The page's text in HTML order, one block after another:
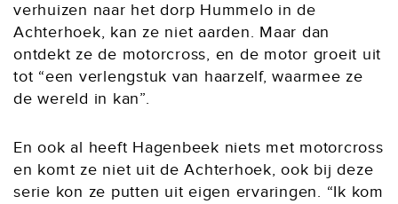
verhuizen naar het dorp Hummelo in de
Achterhoek, kan ze niet aarden. Maar dan
ontdekt ze de motorcross, en de motor groeit uit
tot “een verlengstuk van haarzelf, waarmee ze
de wereld in kan”.
En ook al heeft Hagenbeek niets met motorcross
en komt ze niet uit de Achterhoek, ook bij deze
serie kon ze putten uit eigen ervaringen. “Ik kom